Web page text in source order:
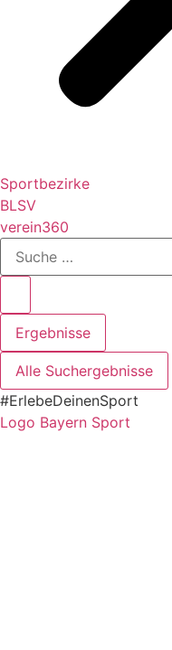
Sportbezirke
BLSV
verein360
Search
Ergebnisse
Alle Suchergebnisse
#ErlebeDeinenSport
Logo Bayern Sport